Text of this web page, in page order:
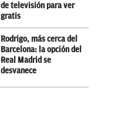
de televisión para ver
gratis
Rodrigo, más cerca del
Barcelona: la opción del
Real Madrid se
desvanece